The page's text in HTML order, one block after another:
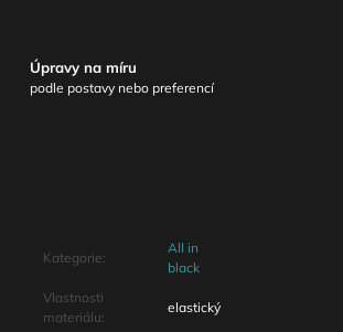
Úpravy na míru
podle postavy nebo preferencí
Kategorie:
All in
black
Vlastnosti
materiálu:
elastický